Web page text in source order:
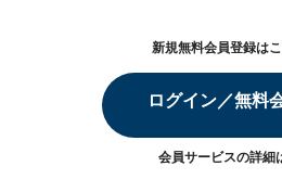
新規無料会員登録は
ログイン／無料
会員サービスの詳細